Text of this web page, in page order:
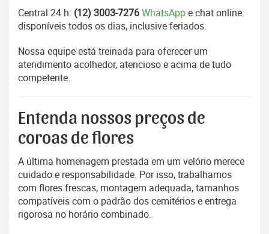
Central 24 h: (12) 3003-7276WhatsAppe chat online
disponíveis todos os dias, inclusive feriados.
Nossa equipe está treinada para oferecer um
atendimento acolhedor, atencioso e acima de tudo
competente.
Entenda nossos preços de
coroas de flores
A última homenagem prestada em um velório merece
cuidado e responsabilidade. Por isso, trabalhamos
com flores frescas, montagem adequada, tamanhos
compatíveis com o padrão dos cemitérios e entrega
rigorosa no horário combinado.